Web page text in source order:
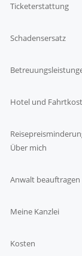
Ticketerstattung
Schadensersatz
Hotel und
Über mich
Anwalt beauftragen
Meine Kanzlei
Kosten